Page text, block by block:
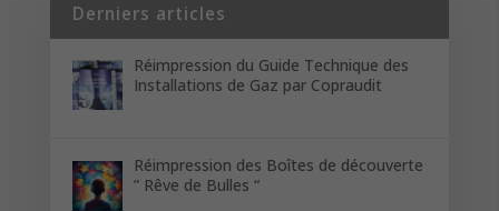
Derniers articles
Réimpression du Guide Technique des
Installations de Gaz par Copraudit
Réimpression des Boîtes de découverte
” Rêve de Bulles “